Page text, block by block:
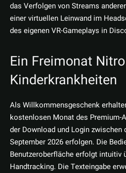
das Verfolgen von Streams
einer virtuellen Leinwand im
des eigenen VR-Gameplays in
Ein Freimonat
Kinderkrankheiten
Als Willkommensgeschenk
kostenlosen Monat des Premium-
der Download und Login zwischen
September 2026 erfolgen. Die
Benutzeroberfläche erfolgt intuitiv
Handtracking. Die Texteingabe